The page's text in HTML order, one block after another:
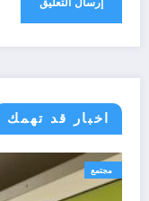
اخبار قد تهمك
رياضة طب صحة ونصائح